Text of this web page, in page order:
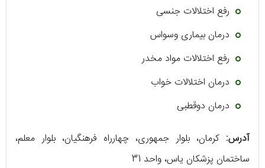
رفع اختلالات جنسی
درمان بیماری وسواس
رفع اختلالات مواد مخدر
درمان اختلالات خواب
درمان دوقطبی
آدرس: کرمان، بلوار جمهوری، چهارراه فرهنگیان، بلوار معلم،
ساختمان پزشکان یاس، واحد 31